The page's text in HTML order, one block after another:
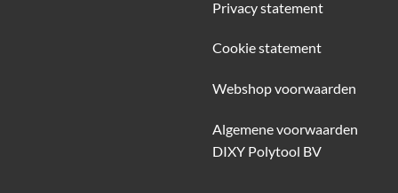
Privacy statement
Cookie statement
Webshop voorwaarden
Algemene voorwaarden
DIXY Polytool BV